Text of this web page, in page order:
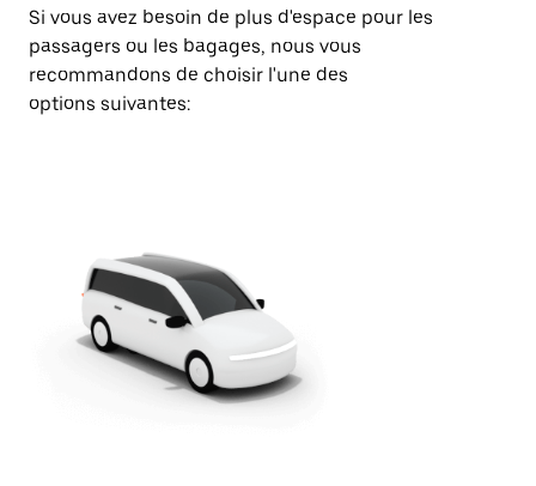
Si vous avez besoin de plus d'espace pour les
passagers ou les bagages, nous vous
recommandons de choisir l'une des
options suivantes: